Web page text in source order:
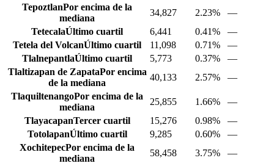
TepoztlanPor encima de la
mediana
34,827 2.23%
—
TetecalaÚltimo cuartil 6,441 0.41%
—
Tetela del VolcanÚltimo cuartil 11,098 0.71%
—
TlalnepantlaÚltimo cuartil 5,773 0.37%
—
Tlaltizapan de ZapataPor encima
de la mediana
40,133 2.57%
—
TlaquiltenangoPor encima de la
mediana
25,855 1.66%
—
TlayacapanTercer cuartil 15,276 0.98%
—
TotolapanÚltimo cuartil 9,285 0.60%
—
XochitepecPor encima de la
mediana
58,458 3.75%
—